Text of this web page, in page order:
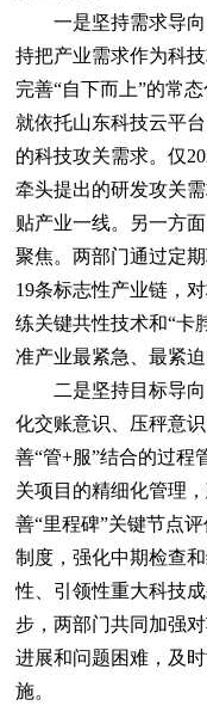
一是坚持需求导向
持把产业需求作为科
完善“自下而上”的常
就依托山东科技云平
的科技攻关需求。仅
牵头提出的研发攻关
贴产业一线。另一方
聚焦。两部门通过定
19条标志性产业链，
练关键共性技术和“卡
准产业最紧急、最紧迫
二是坚持目标导向
化交账意识、压秤意
善“管+服”结合的过程
关项目的精细化管理
善“里程碑”关键节点
制度，强化中期检查
性、引领性重大科技
步，两部门共同加强
进展和问题困难，及
施。